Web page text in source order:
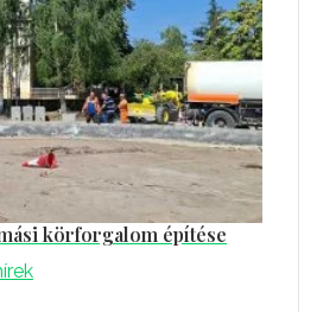
körforgalom építése